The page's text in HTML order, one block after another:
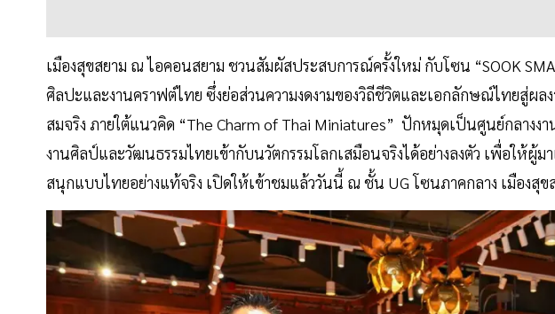
เมืองสุขสยาม ณ ไอคอนสยาม ชวนสัมผัสประสบการณ์ครั้งใหม่ กับโซน “SOOK
ศิลปะและงานคราฟต์ไทย ซึ่งย่อส่วนความงดงามของวิถีชีวิตและเอกลักษณ์ไทยสู่ผ
สมจริง ภายใต้แนวคิด “The Charm of Thai Miniatures” ปักหมุดเป็นศูนย์กลาง
งานศิลป์และวัฒนธรรมไทยเข้ากับนวัตกรรมโลกเสมือนจริงได้อย่างลงตัว เพื่อให้ผู้
สนุกแบบไทยอย่างแท้จริง เปิดให้เข้าชมแล้ววันนี้ ณ ชั้น UG โซนภาคกลาง เมืองสุข